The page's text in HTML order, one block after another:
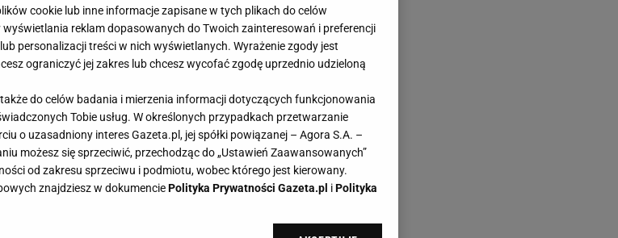
cookie lub inne informacje zapisane w tych plikach do celów
reklam dopasowanych do Twoich zainteresowań i preferencji
personalizacji treści w nich wyświetlanych. Wyrażenie zgody jest
ograniczyć jej zakres lub chcesz wycofać zgodę uprzednio udzieloną
do celów badania i mierzenia informacji dotyczących funkcjonowania
Tobie usług. W określonych przypadkach przetwarzanie
o uzasadniony interes Gazeta.pl, jej spółki powiązanej – Agora S.A. –
możesz się sprzeciwić, przechodząc do „Ustawień Zaawansowanych”
od zakresu sprzeciwu i podmiotu, wobec którego jest kierowany.
znajdziesz w dokumenciePolityka Prywatności Gazeta.pl iPolityka